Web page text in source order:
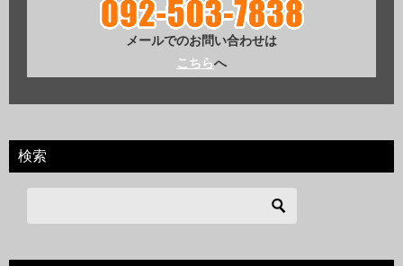
メールでのお問い合わせは
こちらへ
検索